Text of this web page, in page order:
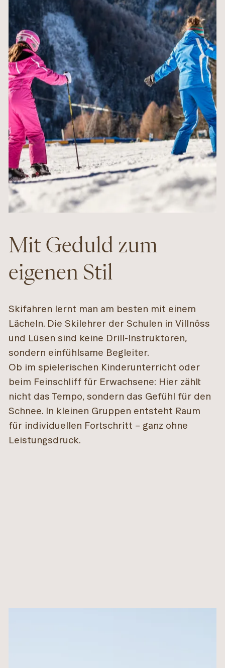
Mit Geduld zum
eigenen Stil
Skifahren lernt man am besten mit einem
Lächeln. Die Skilehrer der Schulen in Villnöss
und Lüsen sind keine Drill-Instruktoren,
sondern einfühlsame Begleiter.
Ob im spielerischen Kinderunterricht oder
beim Feinschliff für Erwachsene: Hier zählt
nicht das Tempo, sondern das Gefühl für den
Schnee. In kleinen Gruppen entsteht Raum
für individuellen Fortschritt – ganz ohne
Leistungsdruck.